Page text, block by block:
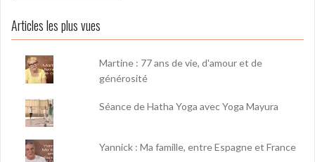
Articles les plus vues
Martine : 77 ans de vie, d'amour et de
générosité
Séance de Hatha Yoga avec Yoga Mayura
Yannick : Ma famille, entre Espagne et France